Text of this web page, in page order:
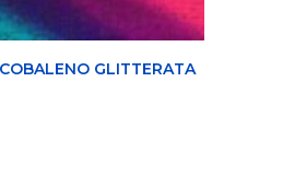
GLITTERATA